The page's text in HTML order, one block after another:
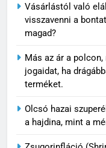
Vásárlástól való
visszavenni a
magad?
Más az ár a
jogaidat, ha
terméket.
Olcsó hazai
a hajdina, mint a